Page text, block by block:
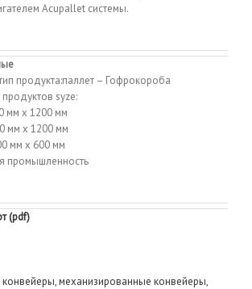
Acupallet системы.
продукта:паллет – Гофрокороба
syze:
мм х 1200 мм
мм х 1200 мм
мм х 600 мм
промышленность
(pdf)
механизированные конвейеры,